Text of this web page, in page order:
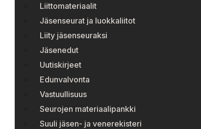
Liittomateriaalit
Jäsenseurat ja luokkaliitot
Liity jäsenseuraksi
Jäsenedut
Uutiskirjeet
Edunvalvonta
Vastuullisuus
Seurojen materiaalipankki
Suuli jäsen- ja venerekisteri